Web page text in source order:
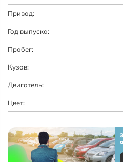
Привод:
Год выпуска:
Пробег:
Кузов:
Двигатель:
Цвет: